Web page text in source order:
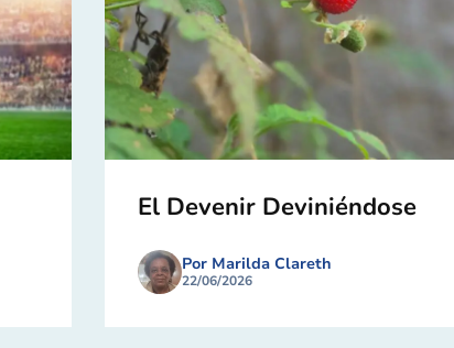
El Devenir Deviniéndose
Por Marilda Clareth
22/06/2026